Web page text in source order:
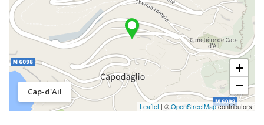
Cap-d'Ail
+
−
Leaflet | ©OpenStreetMapcontributors